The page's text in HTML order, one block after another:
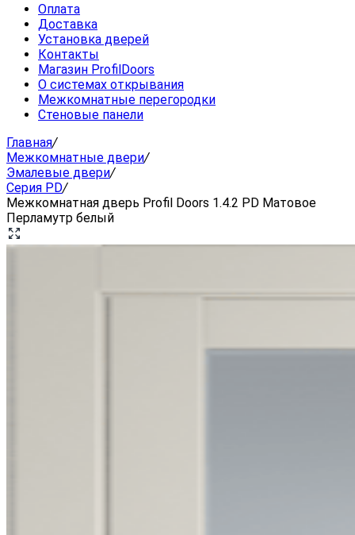
Оплата
Доставка
Установка дверей
Контакты
Магазин ProfilDoors
О системах открывания
Межкомнатные перегородки
Стеновые панели
Главная/
Межкомнатные двери/
Эмалевые двери/
Серия PD/
Межкомнатная дверь Profil Doors 1.4.2 PD Матовое
Перламутр белый